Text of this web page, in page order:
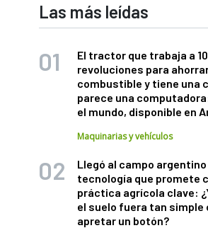
Las más leídas
El tractor que trabaja a
revoluciones para
combustible y tiene una
parece una
el mundo, disponible en
Maquinarias y vehículos
Llegó al campo argentino
tecnología que promete
práctica agrícola clave:
el suelo fuera tan simple
apretar un botón?